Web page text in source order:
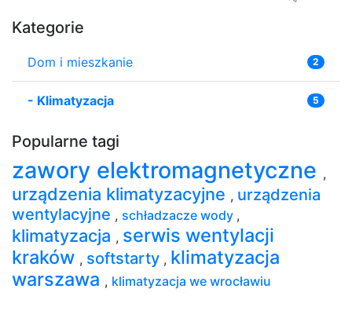
Kategorie
Dom i mieszkanie 2
- Klimatyzacja 5
Popularne tagi
zawory elektromagnetyczne ,
urządzenia klimatyzacyjne , urządzenia
wentylacyjne , schładzacze wody ,
klimatyzacja , serwis wentylacji
kraków , softstarty , klimatyzacja
warszawa , klimatyzacja we wrocławiu